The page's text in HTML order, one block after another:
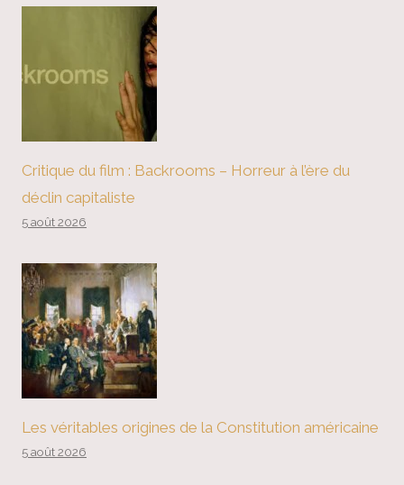
Critique du film : Backrooms – Horreur à l’ère du
déclin capitaliste
5 août 2026
Les véritables origines de la Constitution américaine
5 août 2026